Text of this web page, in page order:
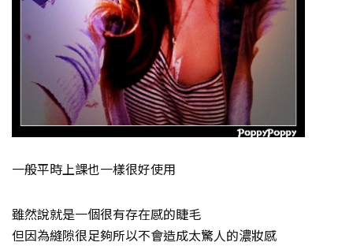
一般平時上課也一樣很好使用
雖然說就是一個很有存在感的睫毛
但因為縫隙很足夠所以不會造成太驚人的濃妝感